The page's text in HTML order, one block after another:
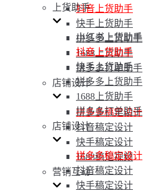
抖音上货助手
快手上货助手
拼多多上货助手
1688上货助手
拼多多打单助手
店铺设计
拼多多稿定设计
抖音稿定设计
快手稿定设计
1688稿定视频
营销互动
上货助手
小红书上货助手
抖音上货助手
快手上货助手
拼多多上货助手
1688上货助手
拼多多打单助手
店铺设计
拼多多稿定设计
抖音稿定设计
快手稿定设计